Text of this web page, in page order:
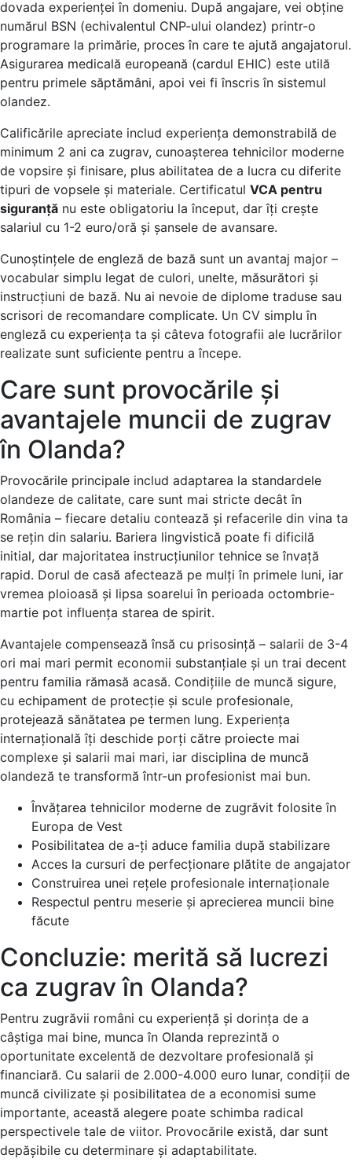
dovada experienței în domeniu. După angajare, vei obține
numărul BSN (echivalentul CNP-ului olandez) printr-o
programare la primărie, proces în care te ajută angajatorul.
Asigurarea medicală europeană (cardul EHIC) este utilă
pentru primele săptămâni, apoi vei fi înscris în sistemul
olandez.
Calificările apreciate includ experiența demonstrabilă de
minimum 2 ani ca zugrav, cunoașterea tehnicilor moderne
de vopsire și finisare, plus abilitatea de a lucra cu diferite
tipuri de vopsele și materiale. Certificatul VCA pentru
siguranță nu este obligatoriu la început, dar îți crește
salariul cu 1-2 euro/oră și șansele de avansare.
Cunoștințele de engleză de bază sunt un avantaj major –
vocabular simplu legat de culori, unelte, măsurători și
instrucțiuni de bază. Nu ai nevoie de diplome traduse sau
scrisori de recomandare complicate. Un CV simplu în
engleză cu experiența ta și câteva fotografii ale lucrărilor
realizate sunt suficiente pentru a începe.
Care sunt provocările și
avantajele muncii de zugrav
în Olanda?
Provocările principale includ adaptarea la standardele
olandeze de calitate, care sunt mai stricte decât în
România – fiecare detaliu contează și refacerile din vina ta
se rețin din salariu. Bariera lingvistică poate fi dificilă
initial, dar majoritatea instrucțiunilor tehnice se învață
rapid. Dorul de casă afectează pe mulți în primele luni, iar
vremea ploioasă și lipsa soarelui în perioada octombrie-
martie pot influența starea de spirit.
Avantajele compensează însă cu prisosință – salarii de 3-4
ori mai mari permit economii substanțiale și un trai decent
pentru familia rămasă acasă. Condițiile de muncă sigure,
cu echipament de protecție și scule profesionale,
protejează sănătatea pe termen lung. Experiența
internațională îți deschide porți către proiecte mai
complexe și salarii mai mari, iar disciplina de muncă
olandeză te transformă într-un profesionist mai bun.
Învățarea tehnicilor moderne de zugrăvit folosite în
Europa de Vest
Posibilitatea de a-ți aduce familia după stabilizare
Acces la cursuri de perfecționare plătite de angajator
Construirea unei rețele profesionale internaționale
Respectul pentru meserie și aprecierea muncii bine
făcute
Concluzie: merită să lucrezi
ca zugrav în Olanda?
Pentru zugrăvii români cu experiență și dorința de a
câștiga mai bine, munca în Olanda reprezintă o
oportunitate excelentă de dezvoltare profesională și
financiară. Cu salarii de 2.000-4.000 euro lunar, condiții de
muncă civilizate și posibilitatea de a economisi sume
importante, această alegere poate schimba radical
perspectivele tale de viitor. Provocările există, dar sunt
depășibile cu determinare și adaptabilitate.